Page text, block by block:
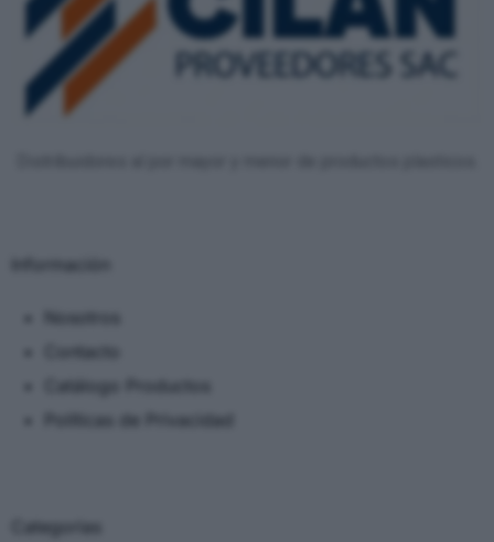
Información
Políticas de Privacidad
Categorias